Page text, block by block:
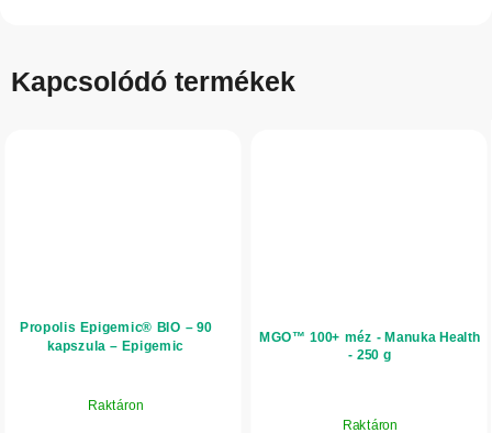
Kapcsolódó termékek
Propolis Epigemic® BIO – 90
kapszula – Epigemic
Raktáron
MGO™ 100+ méz - Manuka Health
- 250 g
Raktáron